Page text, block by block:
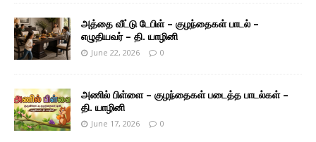
அத்தை வீட்டு டேபிள் – குழந்தைகள் பாடல் –
எழுதியவர் – தி. யாழினி
June 22, 2026 0
அணில் பிள்ளை – குழந்தைகள் படைத்த பாடல்கள் –
தி. யாழினி
June 17, 2026 0